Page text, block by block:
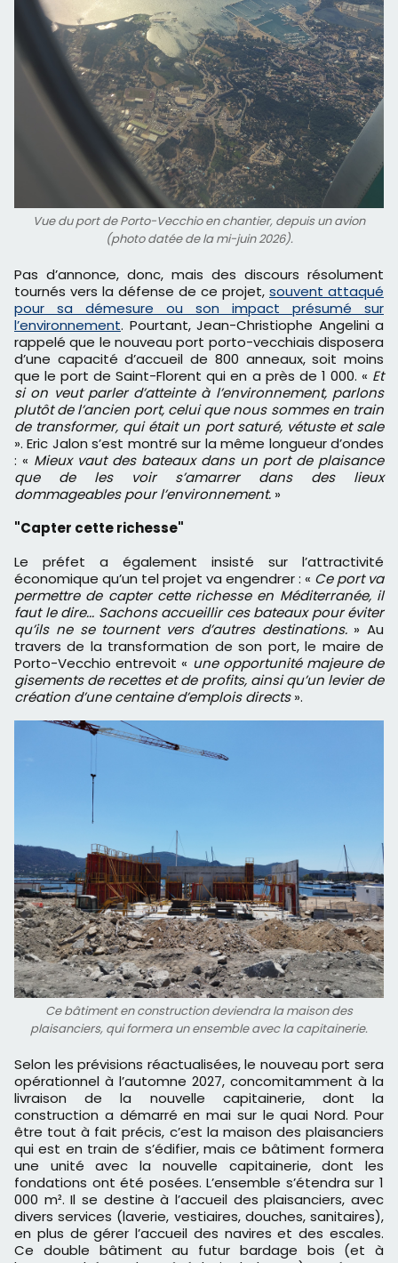
Vue du port de Porto-Vecchio en chantier, depuis un avion
(photo datée de la mi-juin 2026).
Pas d’annonce, donc, mais des discours résolument
tournés vers la défense de ce projet, souvent attaqué
pour sa démesure ou son impact présumé sur
l’environnement. Pourtant, Jean-Christiophe Angelini a
rappelé que le nouveau port porto-vecchiais disposera
d’une capacité d’accueil de 800 anneaux, soit moins
que le port de Saint-Florent qui en a près de 1 000. « Et
si on veut parler d’atteinte à l’environnement, parlons
plutôt de l’ancien port, celui que nous sommes en train
de transformer, qui était un port saturé, vétuste et sale
». Eric Jalon s’est montré sur la même longueur d’ondes
: « Mieux vaut des bateaux dans un port de plaisance
que de les voir s’amarrer dans des lieux
dommageables pour l’environnement. »
"Capter cette richesse"
Le préfet a également insisté sur l’attractivité
économique qu’un tel projet va engendrer : « Ce port va
permettre de capter cette richesse en Méditerranée, il
faut le dire... Sachons accueillir ces bateaux pour éviter
qu’ils ne se tournent vers d’autres destinations.» Au
travers de la transformation de son port, le maire de
Porto-Vecchio entrevoit « une opportunité majeure de
gisements de recettes et de profits, ainsi qu’un levier de
création d’une centaine d’emplois directs».
Ce bâtiment en construction deviendra la maison des
plaisanciers, qui formera un ensemble avec la capitainerie.
Selon les prévisions réactualisées, le nouveau port sera
opérationnel à l’automne 2027, concomitamment à la
livraison de la nouvelle capitainerie, dont la
construction a démarré en mai sur le quai Nord. Pour
être tout à fait précis, c’est la maison des plaisanciers
qui est en train de s’édifier, mais ce bâtiment formera
une unité avec la nouvelle capitainerie, dont les
fondations ont été posées. L’ensemble s’étendra sur 1
000 m². Il se destine à l’accueil des plaisanciers, avec
divers services (laverie, vestiaires, douches, sanitaires),
en plus de gérer l’accueil des navires et des escales.
Ce double bâtiment au futur bardage bois (et à